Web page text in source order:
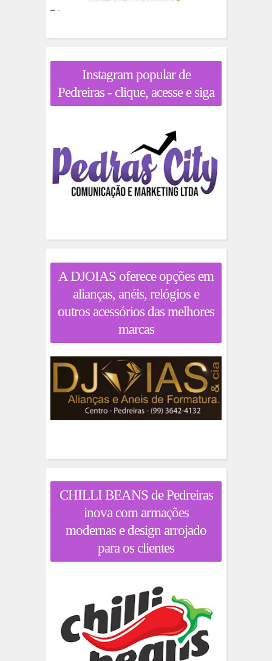
Instagram popular de
Pedreiras - clique, acesse e siga
A DJOIAS oferece opções em
alianças, anéis, relógios e
outros acessórios das melhores
marcas
CHILLI BEANS de Pedreiras
inova com armações
modernas e design arrojado
para os clientes